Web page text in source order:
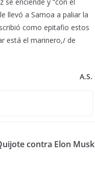
llevó a Samoa a paliar la
como epitafio estos
está el marinero,/ de
A.S.
contra Elon Musk